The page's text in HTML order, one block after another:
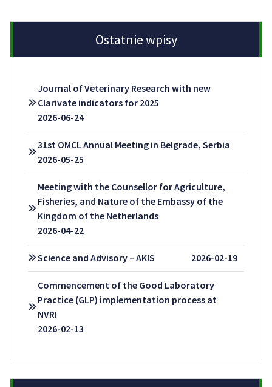
Ostatnie wpisy
Journal of Veterinary Research with new
Clarivate indicators for 2025
2026-06-24
31st OMCL Annual Meeting in Belgrade, Serbia
2026-05-25
Meeting with the Counsellor for Agriculture,
Fisheries, and Nature of the Embassy of the
Kingdom of the Netherlands
2026-04-22
Science and Advisory – AKIS 2026-02-19
Commencement of the Good Laboratory
Practice (GLP) implementation process at
NVRI
2026-02-13